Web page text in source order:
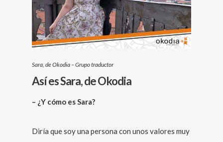
Sara, de Okodia – Grupo traductor
Así es Sara, de Okodia
– ¿Y cómo es Sara?
Diría que soy una persona con unos valores muy